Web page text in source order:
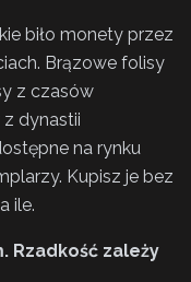
biło monety przez
Brązowe folisy
z czasów
dynastii
na rynku
Kupisz je bez
ile.
Rzadkość zależy